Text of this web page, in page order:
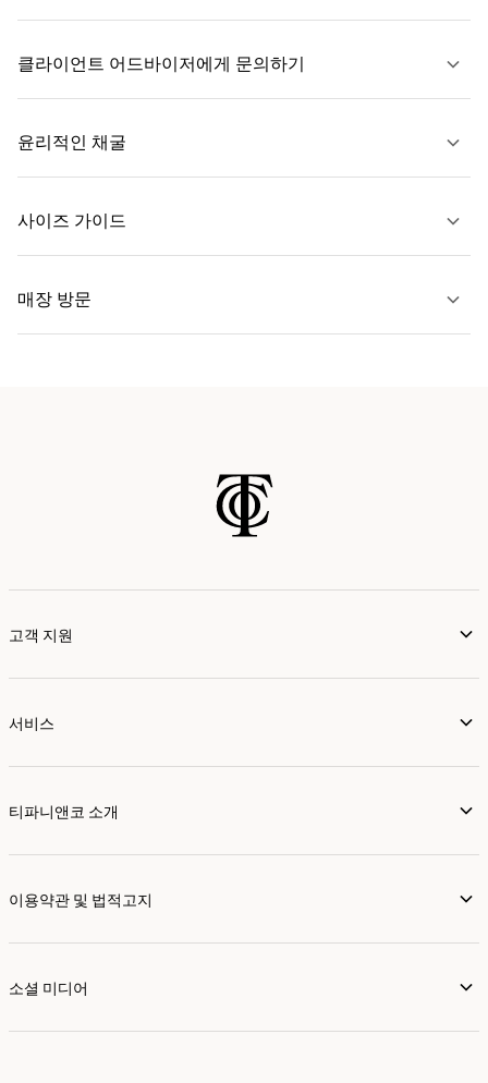
자세히 보기
클라이언트 어드바이저에게 문의하기
윤리적인 채굴
사이즈 가이드
자세히 보기
매장 방문
고객 지원
서비스
티파니앤코 소개
이용약관 및 법적고지
소셜 미디어